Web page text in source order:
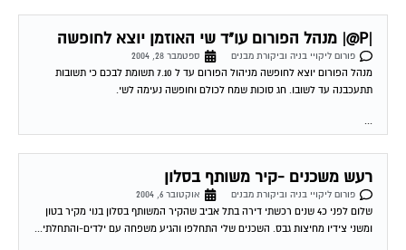
|P@| מנהל הפורום עו"ד שי האוזמן יוצא לחופשה
פורום ליקויי בניה וביקורת מבנים
ספטמבר 28, 2004
מנהל הפורום יוצא לחופשה מניהול הפורום עד ל 7.10 תשומת לבכם כי תשובות
תתעכבנה עד לשובו. חג סוכות שמח לכולם וחופשה נעימה לשי.
...
רעש משכנים -קיר משותף בסלון
פורום ליקויי בניה וביקורת מבנים
אוקטובר 6, 2004
שלום לפני כ4 שנים רכשתי דירה בתל אביב שהקיר המשותף בסלון בנוי מקיר בטון
ומשני צידיו מחיצות גבס. השכנים שלי התחלפו והגיע משפחה עם ילדים-והתחלתי...